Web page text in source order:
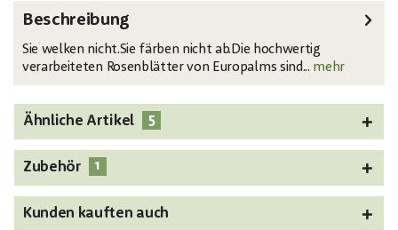
Beschreibung
Sie welken nicht.Sie färben nicht ab.Die hochwertig
verarbeiteten Rosenblätter von Europalms sind... mehr
Ähnliche Artikel 5
Zubehör 1
Kunden kauften auch